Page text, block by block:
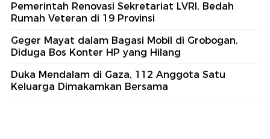
Pemerintah Renovasi Sekretariat LVRI, Bedah
Rumah Veteran di 19 Provinsi
Geger Mayat dalam Bagasi Mobil di Grobogan,
Diduga Bos Konter HP yang Hilang
Duka Mendalam di Gaza, 112 Anggota Satu
Keluarga Dimakamkan Bersama